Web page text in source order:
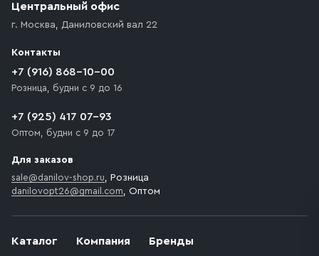
Каталог Компания Бренды
Центральный офис
г. Москва, Даниловский вал 22
Контакты
+7 (916) 868-10-00
Розница, будни с 9 до 16
+7 (925) 417 07-93
Оптом, будни с 9 до 17
Для заказов
sale@danilov-shop.ru, Розница
danilovopt26@gmail.com, Оптом